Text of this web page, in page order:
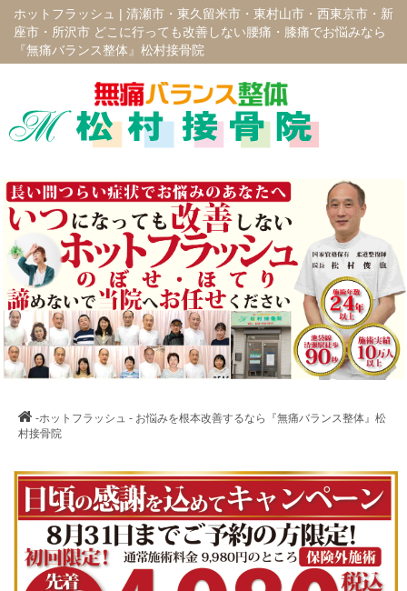
ホットフラッシュ | 清瀬市・東久留米市・東村山市・西東京市・新
座市・所沢市 どこに行っても改善しない腰痛・膝痛でお悩みなら
『無痛バランス整体』松村接骨院
-ホットフラッシュ - お悩みを根本改善するなら『無痛バランス整体』松
村接骨院